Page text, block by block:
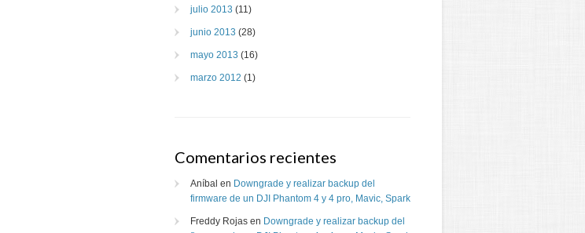
julio 2013 (11)
junio 2013 (28)
mayo 2013 (16)
marzo 2012 (1)
Comentarios recientes
Aníbal en Downgrade y realizar backup del
firmware de un DJI Phantom 4 y 4 pro, Mavic, Spark
Freddy Rojas en Downgrade y realizar backup del